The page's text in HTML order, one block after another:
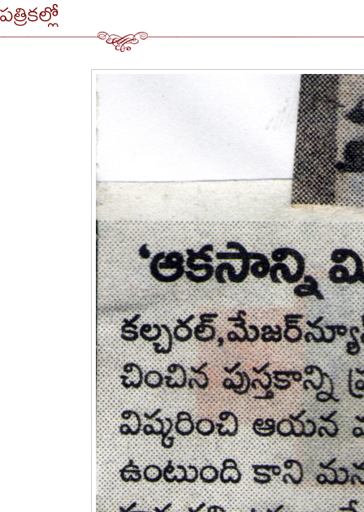
పత్రికల్లో